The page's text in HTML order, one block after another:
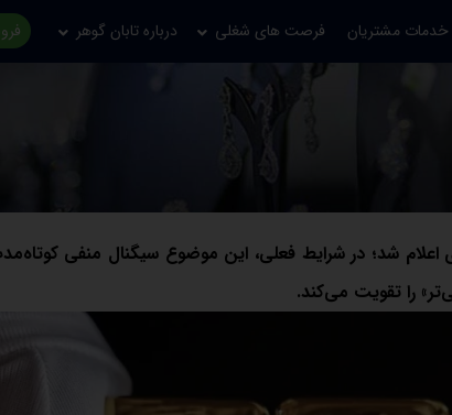
خدمات مشتریان فرصت های شغلی درباره تابان گوهر
با ثبت عدد ۴.۳ درصد، کمتر از پیش‌بینی ۴.۴ درصدی اعلام شد؛ در شرایط فعلی، این موضوع سیگنال منفی
را تقویت می‌کند.